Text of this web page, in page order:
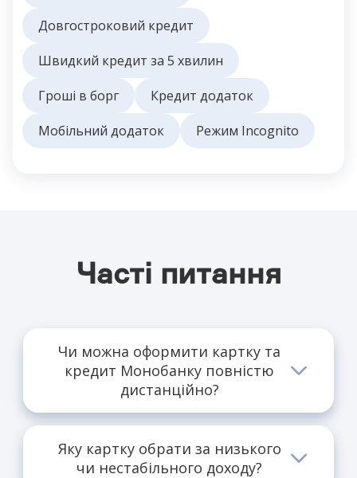
Довгостроковий кредит
Швидкий кредит за 5 хвилин
Гроші в борг
Кредит додаток
Мобільний додаток
Режим Incognito
Часті питання
Чи можна оформити картку та
кредит Монобанку повністю
дистанційно?
Так, весь процес відбувається через
Яку картку обрати за низького
чи нестабільного доходу?